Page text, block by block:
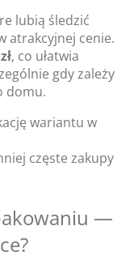
lubią śledzić
atrakcyjnej cenie.
, co ułatwia
gdy zależy
domu.
wariantu w
częste zakupy
—